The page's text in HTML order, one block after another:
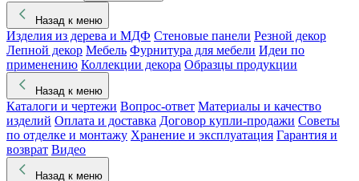
Назад к меню
Изделия из дерева и МДФ Стеновые панели Резной декор
Лепной декор Мебель Фурнитура для мебели Идеи по
применению Коллекции декора Образцы продукции
Назад к меню
Каталоги и чертежи Вопрос-ответ Материалы и качество
изделий Оплата и доставка Договор купли-продажи Советы
по отделке и монтажу Хранение и эксплуатация Гарантия и
возврат Видео
Назад к меню